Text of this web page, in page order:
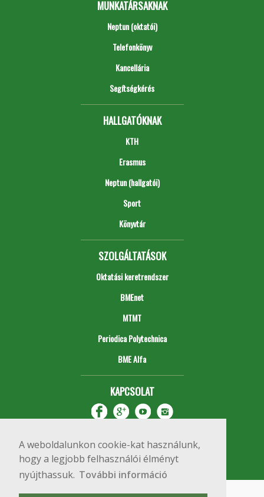
A weboldalunkon cookie-kat használunk,
hogy a legjobb felhasználói élményt
nyújthassuk. További információ
MUNKATÁRSAKNAK
Neptun (oktatói)
Telefonkönyv
Kancellária
Segítségkérés
HALLGATÓKNAK
KTH
Erasmus
Neptun (hallgatói)
Sport
Könyvtár
SZOLGÁLTATÁSOK
Oktatási keretrendszer
BMEnet
MTMT
Periodica Polytechnica
BME Alfa
KAPCSOLAT